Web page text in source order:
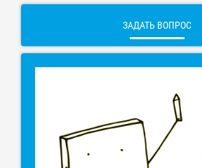
ЗАДАТЬ ВОПРОС